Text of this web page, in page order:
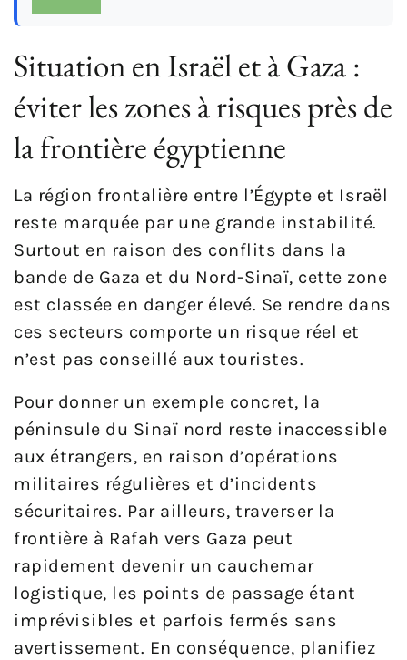
Situation en Israël et à Gaza :
éviter les zones à risques près de
la frontière égyptienne
La région frontalière entre l’Égypte et Israël
reste marquée par une grande instabilité.
Surtout en raison des conflits dans la
bande de Gaza et du Nord-Sinaï, cette zone
est classée en danger élevé. Se rendre dans
ces secteurs comporte un risque réel et
n’est pas conseillé aux touristes.
Pour donner un exemple concret, la
péninsule du Sinaï nord reste inaccessible
aux étrangers, en raison d’opérations
militaires régulières et d’incidents
sécuritaires. Par ailleurs, traverser la
frontière à Rafah vers Gaza peut
rapidement devenir un cauchemar
logistique, les points de passage étant
imprévisibles et parfois fermés sans
avertissement. En conséquence, planifiez